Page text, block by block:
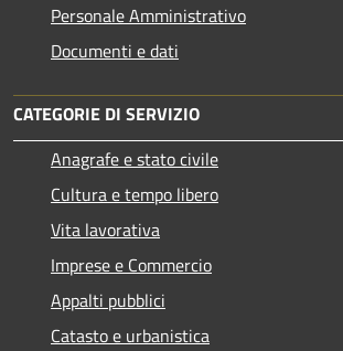
Personale Amministrativo
Documenti e dati
CATEGORIE DI SERVIZIO
Anagrafe e stato civile
Cultura e tempo libero
Vita lavorativa
Imprese e Commercio
Appalti pubblici
Catasto e urbanistica